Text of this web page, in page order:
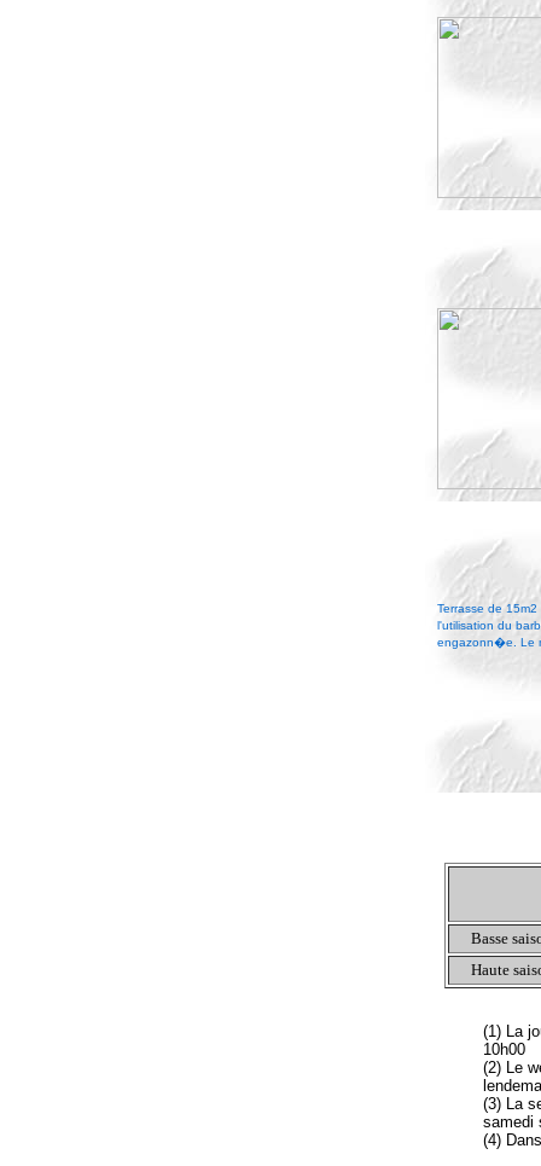
Terrasse de
l'utilisation du
engazonn�e. Le
Basse
Haute
(1) La
10h00
(2) Le
(3) La
samedi
(4)